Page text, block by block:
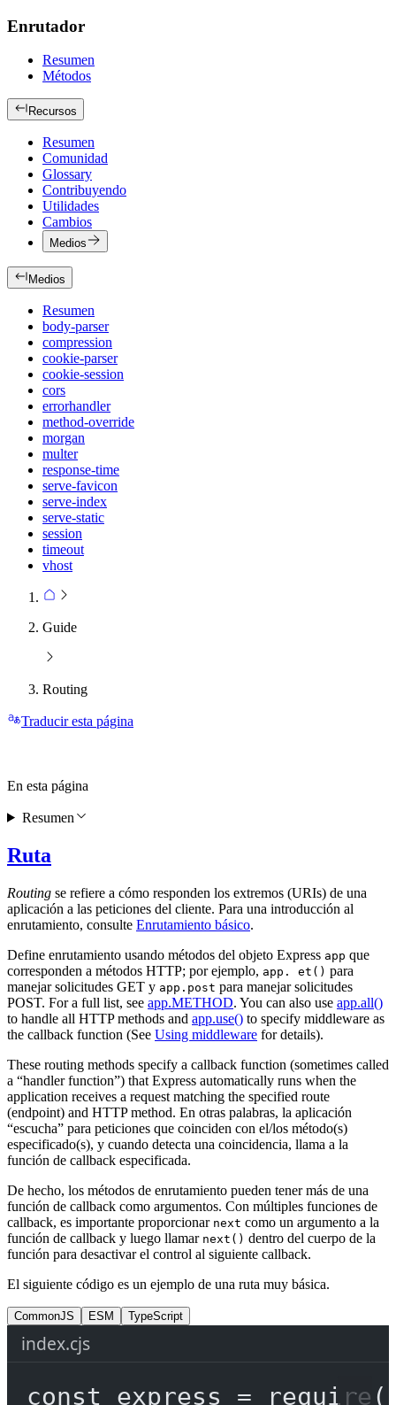
Enrutador
Resumen
Métodos
Recursos
Resumen
Comunidad
Glossary
Contribuyendo
Utilidades
Cambios
Medios
Medios
Resumen
body-parser
compression
cookie-parser
cookie-session
cors
errorhandler
method-override
morgan
multer
response-time
serve-favicon
serve-index
serve-static
session
timeout
vhost
Guide
Routing
Traducir esta página
Ruta
Routing se refiere a cómo responden los extremos (URIs) de una
aplicación a las peticiones del cliente. Para una introducción al
enrutamiento, consulte Enrutamiento básico.
Define enrutamiento usando métodos del objeto Express app que
corresponden a métodos HTTP; por ejemplo, app. et() para
manejar solicitudes GET y app.post para manejar solicitudes
POST. For a full list, see app.METHOD. You can also use app.all()
to handle all HTTP methods and app.use() to specify middleware as
the callback function (See Using middleware for details).
These routing methods specify a callback function (sometimes called
a “handler function”) that Express automatically runs when the
application receives a request matching the specified route
(endpoint) and HTTP method. En otras palabras, la aplicación
“escucha” para peticiones que coinciden con el/los método(s)
especificado(s), y cuando detecta una coincidencia, llama a la
función de callback especificada.
De hecho, los métodos de enrutamiento pueden tener más de una
función de callback como argumentos. Con múltiples funciones de
callback, es importante proporcionar next como un argumento a la
función de callback y luego llamar next() dentro del cuerpo de la
función para desactivar el control al siguiente callback.
El siguiente código es un ejemplo de una ruta muy básica.
CommonJS ESM TypeScript
index.cjs
const express = require (
En esta página
Resumen